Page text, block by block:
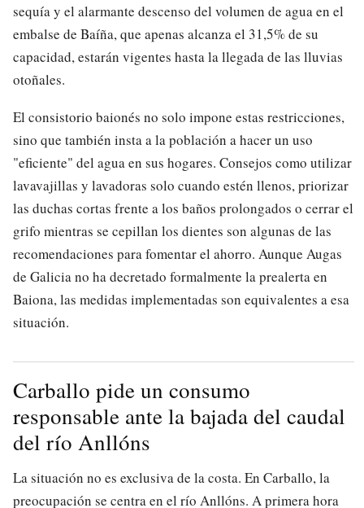
sequía y el alarmante descenso del volumen de agua en el
embalse de Baíña, que apenas alcanza el 31,5% de su
capacidad, estarán vigentes hasta la llegada de las lluvias
otoñales.
El consistorio baionés no solo impone estas restricciones,
sino que también insta a la población a hacer un uso
"eficiente" del agua en sus hogares. Consejos como utilizar
lavavajillas y lavadoras solo cuando estén llenos, priorizar
las duchas cortas frente a los baños prolongados o cerrar el
grifo mientras se cepillan los dientes son algunas de las
recomendaciones para fomentar el ahorro. Aunque Augas
de Galicia no ha decretado formalmente la prealerta en
Baiona, las medidas implementadas son equivalentes a esa
situación.
Carballo pide un consumo
responsable ante la bajada del caudal
del río Anllóns
La situación no es exclusiva de la costa. En Carballo, la
preocupación se centra en el río Anllóns. A primera hora